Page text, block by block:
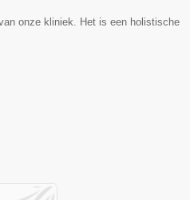
onze kliniek. Het is een holistische